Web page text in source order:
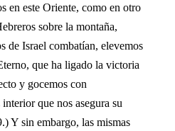
en este Oriente, como en otro
sobre la montaña,
de Israel combatían, elevemos
que ha ligado la victoria
y gocemos con
que nos asegura su
Y sin embargo, las mismas